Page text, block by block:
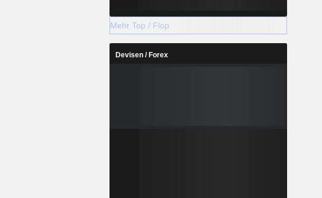
Mehr Top / Flop
Devisen / Forex